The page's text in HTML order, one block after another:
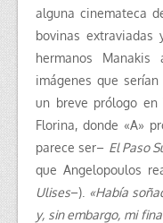
alguna cinemateca
bovinas
hermanos
imágenes que
un breve prólogo
Florina, donde «A»
parece ser– El Paso
que Angelopoulos
Ulises–). «Había
y, sin embargo, mi